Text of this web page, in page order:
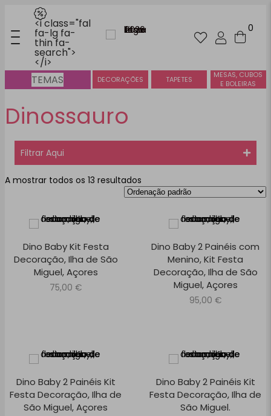
<i class="fal
fa-lg fa-
thin fa-
search">
</i>
0
TEMAS DECORAÇÕES TAPETES
MESAS, CUBOS
E BOLEIRAS
Dinossauro
Filtrar Aqui
A mostrar todos os 13 resultados
Dino Baby Kit Festa
Decoração, Ilha de São
Miguel, Açores
75,00 €
Dino Baby 2 Painéis com
Menino, Kit Festa
Decoração, Ilha de São
Miguel, Açores
95,00 €
Dino Baby 2 Painéis Kit
Festa Decoração, Ilha de
São Miguel, Açores
Dino Baby 2 Painéis Kit
Festa Decoração, Ilha de
São Miguel.